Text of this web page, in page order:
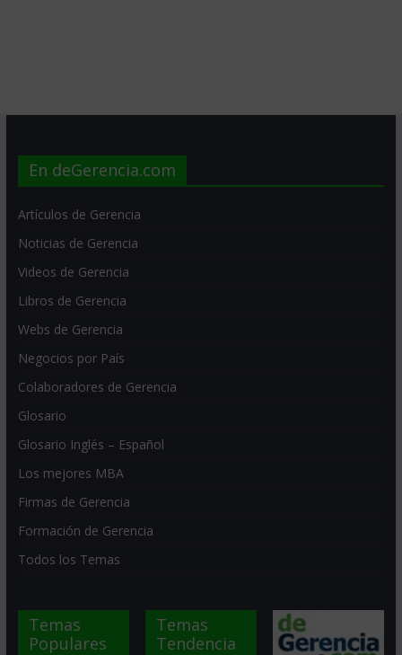
En deGerencia.com
Artículos de Gerencia
Noticias de Gerencia
Videos de Gerencia
Libros de Gerencia
Webs de Gerencia
Negocios por País
Colaboradores de Gerencia
Glosario
Glosario Inglés – Español
Los mejores MBA
Firmas de Gerencia
Formación de Gerencia
Todos los Temas
Temas
Populares
Temas
Tendencia